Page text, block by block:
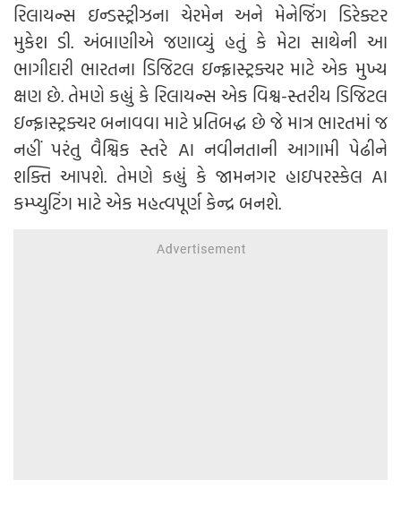
રિલાયન્સ ઇન્ડસ્ટ્રીઝના ચેરમેન અને મેનેજિંગ ડિરેક્ટર
મુકેશ ડી. અંબાણીએ જણાવ્યું હતું કે મેટા સાથેની આ
ભાગીદારી ભારતના ડિજિટલ ઇન્ફ્રાસ્ટ્રક્ચર માટે એક મુખ્ય
ક્ષણ છે. તેમણે કહ્યું કે રિલાયન્સ એક વિશ્વ-સ્તરીય ડિજિટલ
ઇન્ફ્રાસ્ટ્રક્ચર બનાવવા માટે પ્રતિબદ્ધ છે જે માત્ર ભારતમાં જ
નહીં પરંતુ વૈશ્વિક સ્તરે AI નવીનતાની આગામી પેઢીને
શક્તિ આપશે. તેમણે કહ્યું કે જામનગર હાઇપરસ્કેલ AI
કમ્પ્યુટિંગ માટે એક મહત્વપૂર્ણ કેન્દ્ર બનશે.